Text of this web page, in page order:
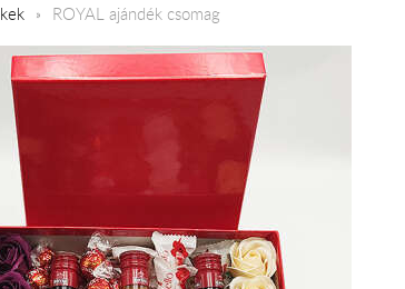
ROYAL ajándék csomag